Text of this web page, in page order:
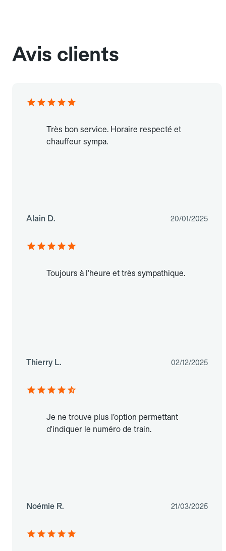
Avis clients
Très bon service. Horaire respecté et
chauffeur sympa.
Alain D. 20/01/2025
Toujours à l'heure et très sympathique.
Thierry L. 02/12/2025
Je ne trouve plus l’option permettant
d'indiquer le numéro de train.
Noémie R. 21/03/2025